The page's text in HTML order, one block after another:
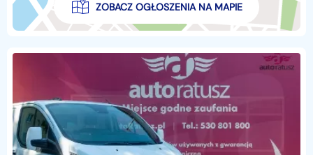
ZOBACZ OGŁOSZENIA NA MAPIE